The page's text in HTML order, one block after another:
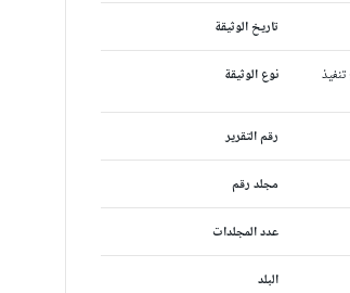
تاريخ الوثيقة
نوع الوثيقة
رقم التقرير
مجلد رقم
عدد المجلدات
البلد